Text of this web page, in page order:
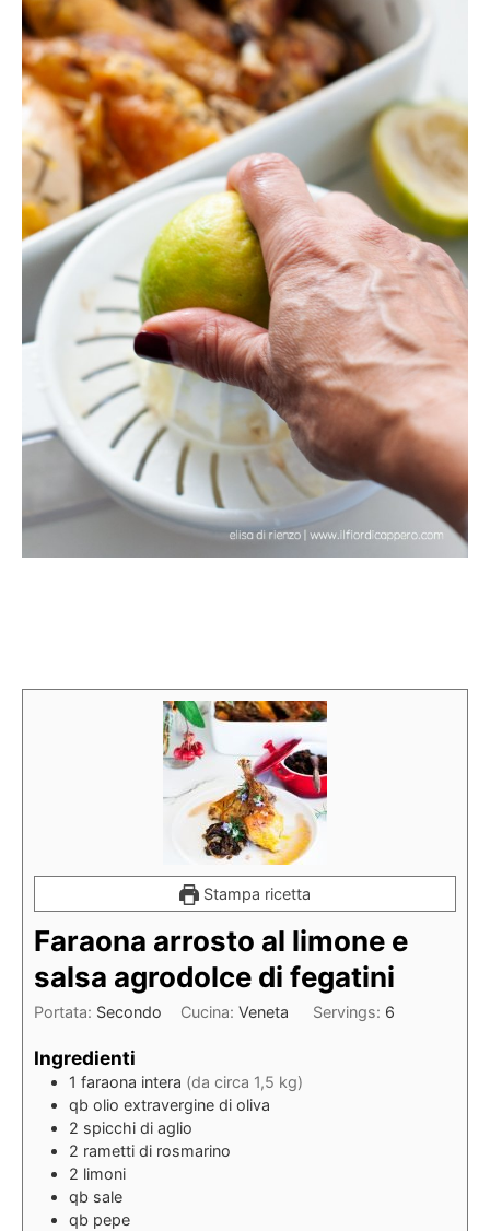
Stampa ricetta
Faraona arrosto al limone e
salsa agrodolce di fegatini
Portata: Secondo Cucina:Veneta Servings: 6
Ingredienti
1 faraona intera (da circa 1,5 kg)
qb olio extravergine di oliva
2 spicchi di aglio
2 rametti di rosmarino
2 limoni
qb sale
qb pepe